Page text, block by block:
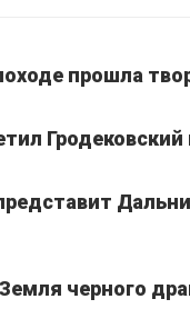
прошла
Гродековский
черного